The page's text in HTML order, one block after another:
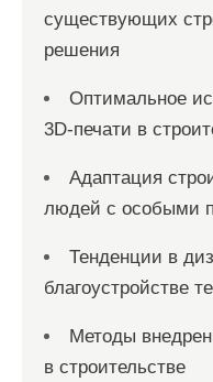
существующих
решения
Оптимальное
3D-печати в
Адаптация
людей с особыми
Тенденции в
благоустройстве
Методы
в строительстве